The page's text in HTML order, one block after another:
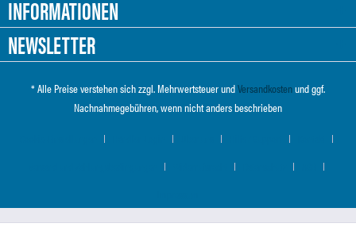
INFORMATIONEN
NEWSLETTER
* Alle Preise verstehen sich zzgl. Mehrwertsteuer undVersandkostenund ggf.
Nachnahmegebühren, wenn nicht anders beschrieben